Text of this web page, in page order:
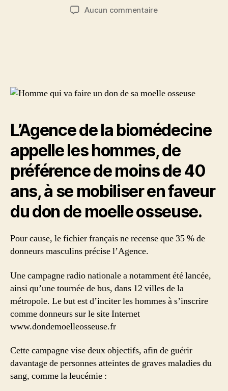
l’article
Aucun commentairesur
hommes
mobilisés
L’Agence de la biomédecine
appelle les hommes, de
préférence de moins de 40
ans, à se mobiliser en faveur
du don de moelle osseuse.
Pour cause, le fichier français ne recense que 35 % de
donneurs masculins précise l’Agence.
Une campagne radio nationale a notamment été lancée,
ainsi qu’une tournée de bus, dans 12 villes de la
métropole. Le but est d’inciter les hommes à s’inscrire
comme donneurs sur le site Internet
www.dondemoelleosseuse.fr
Cette campagne vise deux objectifs, afin de guérir
davantage de personnes atteintes de graves maladies du
sang, comme la leucémie :